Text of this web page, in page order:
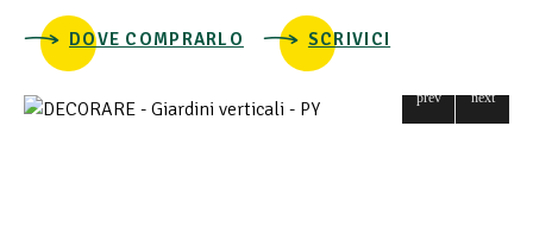
DOVE COMPRARLO SCRIVICI